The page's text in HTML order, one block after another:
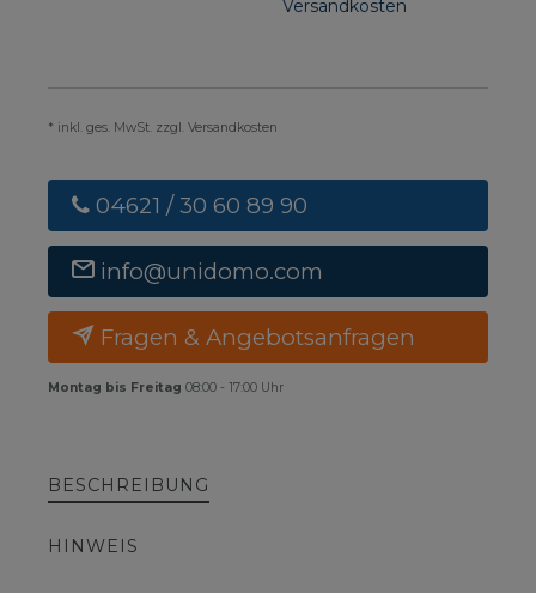
Versandkosten
* inkl. ges. MwSt. zzgl. Versandkosten
04621 / 30 60 89 90
info@unidomo.com
Fragen & Angebotsanfragen
Montag bis Freitag 08:00 - 17:00 Uhr
BESCHREIBUNG
HINWEIS